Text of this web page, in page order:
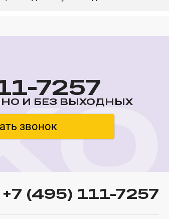
7257
И БЕЗ ВЫХОДНЫХ
звонок
+7 (495) 111-7257